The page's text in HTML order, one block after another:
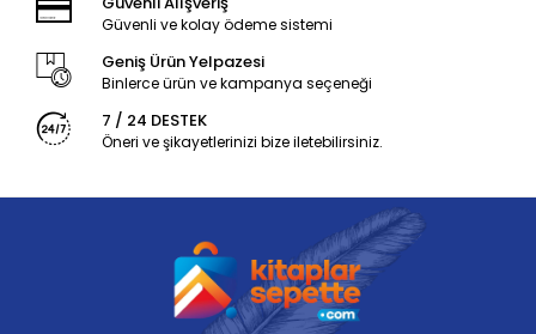
Güvenli ve kolay ödeme sistemi
Geniş Ürün Yelpazesi
Binlerce ürün ve kampanya seçeneği
7 / 24 DESTEK
Öneri ve şikayetlerinizi bize iletebilirsiniz.